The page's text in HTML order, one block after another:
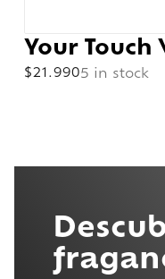
Your Touch
$21.9905 in stock